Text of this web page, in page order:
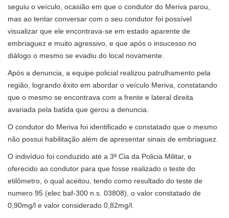
seguiu o veículo, ocasião em que o condutor do Meriva parou,
mas ao tentar conversar com o seu condutor foi possível
visualizar que ele encontrava-se em estado aparente de
embriaguez e muito agressivo, e que após o insucesso no
diálogo o mesmo se evadiu do local novamente.
Após a denuncia, a equipe policial realizou patrulhamento pela
região, logrando êxito em abordar o veículo Meriva, constatando
que o mesmo se encontrava com a frente e lateral direita
avariada pela batida que gerou a denuncia.
O condutor do Meriva foi identificado e constatado que o mesmo
não possui habilitação além de apresentar sinais de embriaguez.
O indivíduo foi conduzido até a 3ª Cia da Policia Militar, e
oferecido ao condutor para que fosse realizado o teste do
etilômetro, o qual aceitou, tendo como resultado do teste de
numero 95 (elec baf-300 n.s. 03808), o valor constatado de
0,90mg/l e valor considerado 0,82mg/l.